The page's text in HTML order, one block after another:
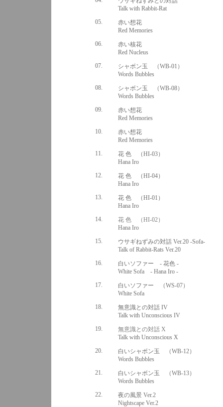
Talk with Rabbit-Rat
05.
赤い想花
Red Memories
06.
赤い核花
Red Nucleus
07.
シャボン玉 （WB-01）
Words Bubbles
08.
シャボン玉 （WB-08）
Words Bubbles
09.
赤い想花
Red Memories
10.
赤い想花
Red Memories
11.
花 色 （HI-03）
Hana Iro
12.
花 色 （HI-04）
Hana Iro
13.
花 色 （HI-01）
Hana Iro
14.
花 色 （HI-02）
Hana Iro
15.
ウサギねずみの対話 Ver.20 -Sofa-
Talk of Rabbit-Rats Ver.20
16.
白いソファー - 花色 -
White Sofa - Hana Iro -
17.
白いソファー （WS-07）
White Sofa
18.
無意識との対話 IV
Talk with Unconscious IV
19.
無意識との対話 X
Talk with Unconscious X
20.
白いシャボン玉 （WB-12）
Words Bubbles
21.
白いシャボン玉 （WB-13）
Words Bubbles
22.
夜の風景 Ver.2
Nightscape Ver.2